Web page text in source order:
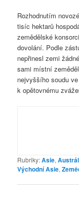
Rozhodnutím
tisíc hektarů
zemědělské
dovolání. Podle
nepřinesl zemi
sami místní
nejvyššího soudu
k opětovnému
Rubriky:Asie,
Východní Asie,